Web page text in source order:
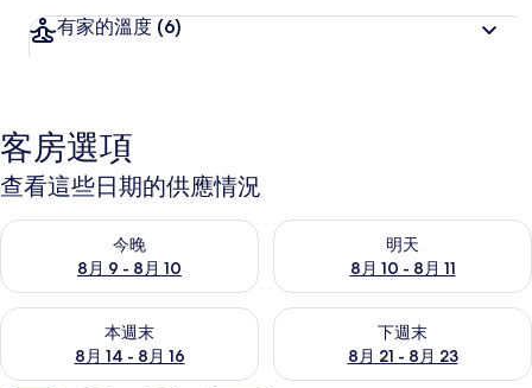
有家的溫度 (6)
客房選項
查看這些日期的供應情況
今晚
8月 9 - 8月 10
查看今晚 (8月 9 - 8月 10) 的供應情況
明天
8月 10 - 8月 11
查看明天 (8月 10 - 8月 11) 的
本週末
8月 14 - 8月 16
查看本週末 (8月 14 - 8月 16) 的供應情況
下週末
8月 21 - 8月 23
查看下週末 (8月 21 - 8月 23)